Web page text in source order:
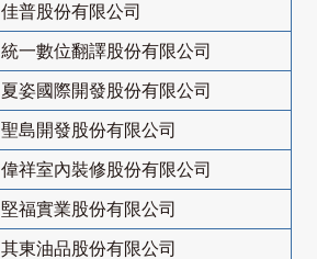
佳普股份有限公司
統一數位翻譯股份有限公司
夏姿國際開發股份有限公司
聖島開發股份有限公司
偉祥室內裝修股份有限公司
堅福實業股份有限公司
其東油品股份有限公司